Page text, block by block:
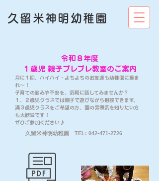
久留米神明幼稚園
​令和８年度
１歳児 親子プレプレ教室のご案内
月に１回、ハイハイ・よちよちのお友達も幼稚園に集ま
れ～！
子育ての悩みや不安を、気軽に話してみませんか？
１、２歳児クラスでは親子で遊びながら相談できます。
満３歳児クラスをご希望の方、園の雰囲気を知りたい方
も大歓迎です！
​ぜひご参加ください♪
​久留米神明幼稚園 TEL: 042-471-2726